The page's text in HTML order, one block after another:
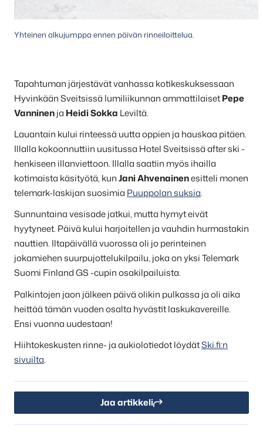
Yhteinen alkujumppa ennen päivän rinneiloittelua.
Tapahtuman järjestävät vanhassa kotikeskuksessaan
Hyvinkään Sveitsissä lumiliikunnan ammattilaisetPepe
Vanninenja Heidi Sokka Leviltä.
Lauantain kului rinteessä uutta oppien ja hauskaa pitäen.
Illalla kokoonnuttiin uusitussa Hotel Sveitsissä after ski -
henkiseen illanviettoon. Illalla saatiin myös ihailla
kotimaista käsityötä, kunJani Ahvenainenesitteli monen
telemark-laskijan suosimia Puuppolan suksia.
Sunnuntaina vesisade jatkui, mutta hymyt eivät
hyytyneet. Päivä kului harjoitellen ja vauhdin hurmastakin
nauttien. Iltapäivällä vuorossa oli jo perinteinen
jokamiehen suurpujottelukilpailu, joka on yksi Telemark
Suomi Finland GS -cupin osakilpailuista.
Palkintojen jaon jälkeen päivä olikin pulkassa ja oli aika
heittää tämän vuoden osalta hyvästit laskukavereille.
Ensi vuonna uudestaan!
Hiihtokeskusten rinne- ja aukiolotiedot löydätSki.fi:n
sivuilta.
Jaa artikkeli